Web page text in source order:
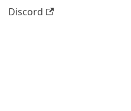
Discord